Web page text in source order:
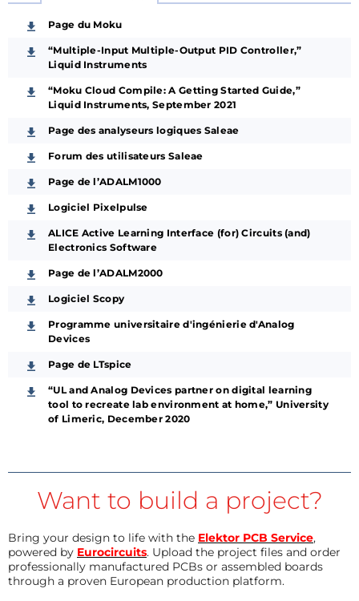
Page du Moku
“Multiple-Input Multiple-Output PID Controller,”
Liquid Instruments
“Moku Cloud Compile: A Getting Started Guide,”
Liquid Instruments, September 2021
Page des analyseurs logiques Saleae
Forum des utilisateurs Saleae
Page de l’ADALM1000
Logiciel Pixelpulse
ALICE Active Learning Interface (for) Circuits (and)
Electronics Software
Page de l’ADALM2000
Logiciel Scopy
Programme universitaire d'ingénierie d'Analog
Devices
Page de LTspice
“UL and Analog Devices partner on digital learning
tool to recreate lab environment at home,” University
of Limeric, December 2020
Want to build a project?
Bring your design to life with the Elektor PCB Service,
powered by Eurocircuits. Upload the project files and order
professionally manufactured PCBs or assembled boards
through a proven European production platform.